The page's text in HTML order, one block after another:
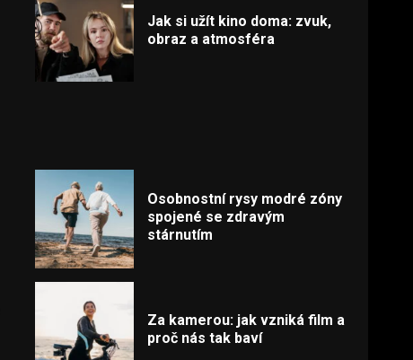
Jak si užít kino doma: zvuk,
obraz a atmosféra
Osobnostní rysy modré zóny
spojené se zdravým
stárnutím
Za kamerou: jak vzniká film a
proč nás tak baví